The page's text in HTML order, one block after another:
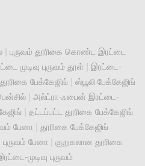
புருவம் தூரிகை கொண்ட இரட்டை
முடிவு புருவம் தூள்
இரட்டை-
தூரிகை பேக்கேஜிங்
ஸ்பூலி பேக்கேஜிங்
அல்ட்ரா-ஃபைன் இரட்டை-
தட்டப்பட்ட தூரிகை பேக்கேஜிங்
பேனா
தூரிகை பேக்கேஜிங்
பேனா
குறுகலான தூரிகை
முடிவு புருவம்